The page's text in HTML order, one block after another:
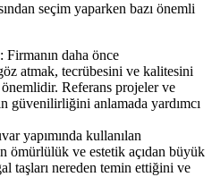
seçim yaparken bazı önemli
: Firmanın daha önce
atmak, tecrübesini ve kalitesini
önemlidir. Referans projeler ve
güvenilirliğini anlamada yardımcı
yapımında kullanılan
ömürlülük ve estetik açıdan büyük
taşları nereden temin ettiğini ve